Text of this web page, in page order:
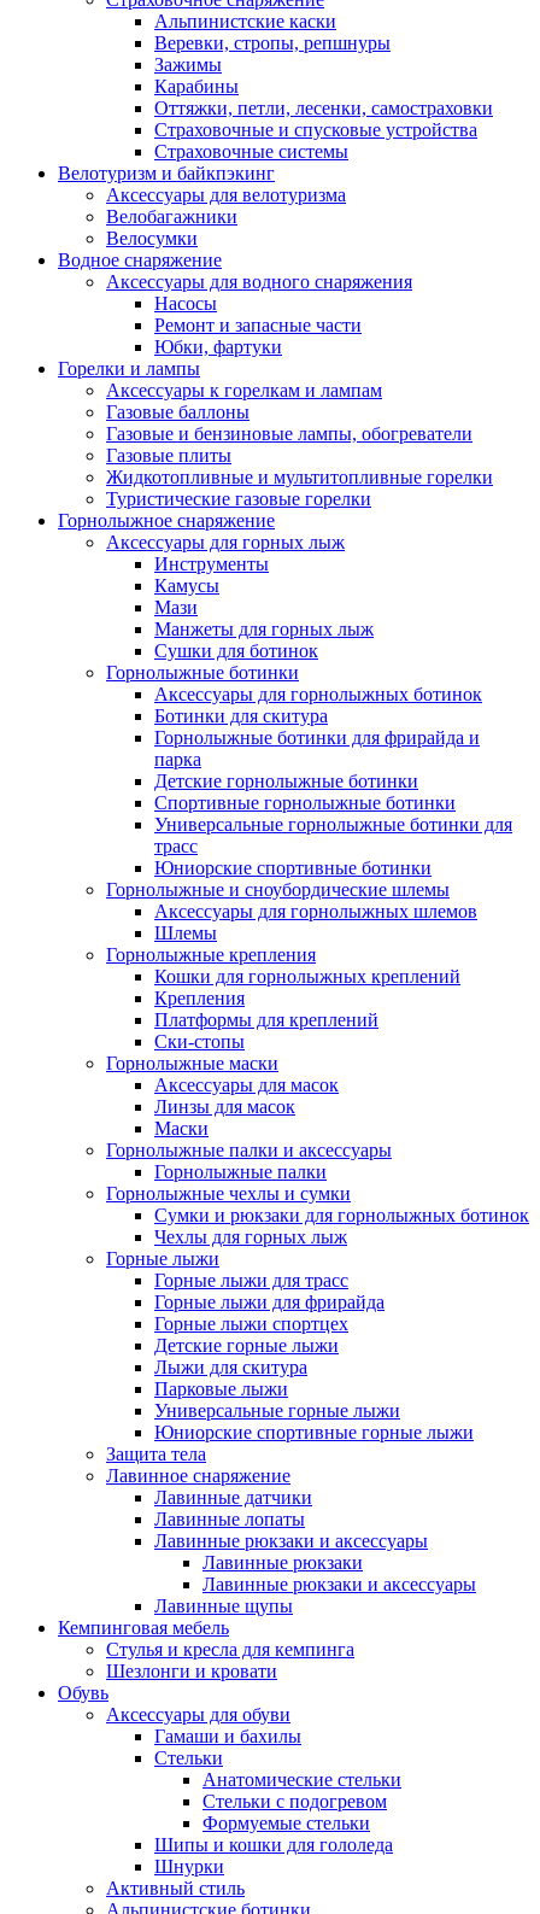
Альпинистские каски
Веревки, стропы, репшнуры
Зажимы
Карабины
Оттяжки, петли, лесенки, самостраховки
Страховочные и спусковые устройства
Страховочные системы
Велотуризм и байкпэкинг
Аксессуары для велотуризма
Велобагажники
Велосумки
Водное снаряжение
Аксессуары для водного снаряжения
Насосы
Ремонт и запасные части
Юбки, фартуки
Горелки и лампы
Аксессуары к горелкам и лампам
Газовые баллоны
Газовые и бензиновые лампы, обогреватели
Газовые плиты
Жидкотопливные и мультитопливные горелки
Туристические газовые горелки
Горнолыжное снаряжение
Аксессуары для горных лыж
Инструменты
Камусы
Мази
Манжеты для горных лыж
Сушки для ботинок
Горнолыжные ботинки
Аксессуары для горнолыжных ботинок
Ботинки для скитура
Горнолыжные ботинки для фрирайда и
парка
Детские горнолыжные ботинки
Спортивные горнолыжные ботинки
Универсальные горнолыжные ботинки для
трасс
Юниорские спортивные ботинки
Горнолыжные и сноубордические шлемы
Аксессуары для горнолыжных шлемов
Шлемы
Горнолыжные крепления
Кошки для горнолыжных креплений
Крепления
Платформы для креплений
Ски-стопы
Горнолыжные маски
Аксессуары для масок
Линзы для масок
Маски
Горнолыжные палки и аксессуары
Горнолыжные палки
Горнолыжные чехлы и сумки
Сумки и рюкзаки для горнолыжных ботинок
Чехлы для горных лыж
Горные лыжи
Горные лыжи для трасс
Горные лыжи для фрирайда
Горные лыжи спортцех
Детские горные лыжи
Лыжи для скитура
Парковые лыжи
Универсальные горные лыжи
Юниорские спортивные горные лыжи
Защита тела
Лавинное снаряжение
Лавинные датчики
Лавинные лопаты
Лавинные рюкзаки и аксессуары
Лавинные рюкзаки
Лавинные рюкзаки и аксессуары
Лавинные щупы
Кемпинговая мебель
Стулья и кресла для кемпинга
Шезлонги и кровати
Обувь
Аксессуары для обуви
Гамаши и бахилы
Стельки
Анатомические стельки
Стельки с подогревом
Формуемые стельки
Шипы и кошки для гололеда
Шнурки
Активный стиль
Альпинистские ботинки